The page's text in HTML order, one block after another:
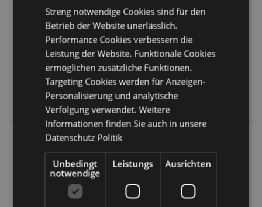
XSOCK02
02/10/2026
ANMELDEN
Röhre
FÄLLIG:
02/10/2026
Streng notwendige Cookies sind für den
Betrieb der Website unerlässlich.
Performance Cookies verbessern die
Leistung der Website. Funktionale Cookies
ermöglichen zusätzliche Funktionen.
Targeting Cookies werden für Anzeigen-
Personalisierung und analytische
Verfolgung verwendet. Weitere
Informationen finden Sie auch in unsere
Datenschutz Politik
Unbedingt
notwendige
Leistungs Ausrichten